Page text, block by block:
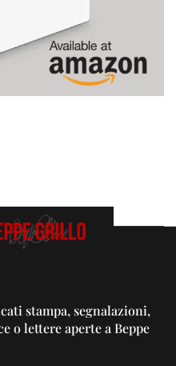
stampa, segnalazioni,
o lettere aperte a Beppe